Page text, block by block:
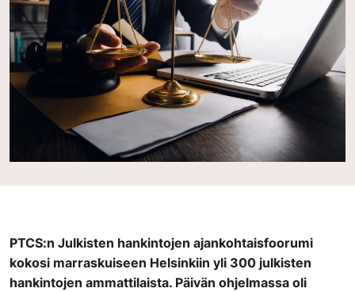
PTCS:n Julkisten hankintojen ajankohtaisfoorumi
kokosi marraskuiseen Helsinkiin yli 300 julkisten
hankintojen ammattilaista. Päivän ohjelmassa oli